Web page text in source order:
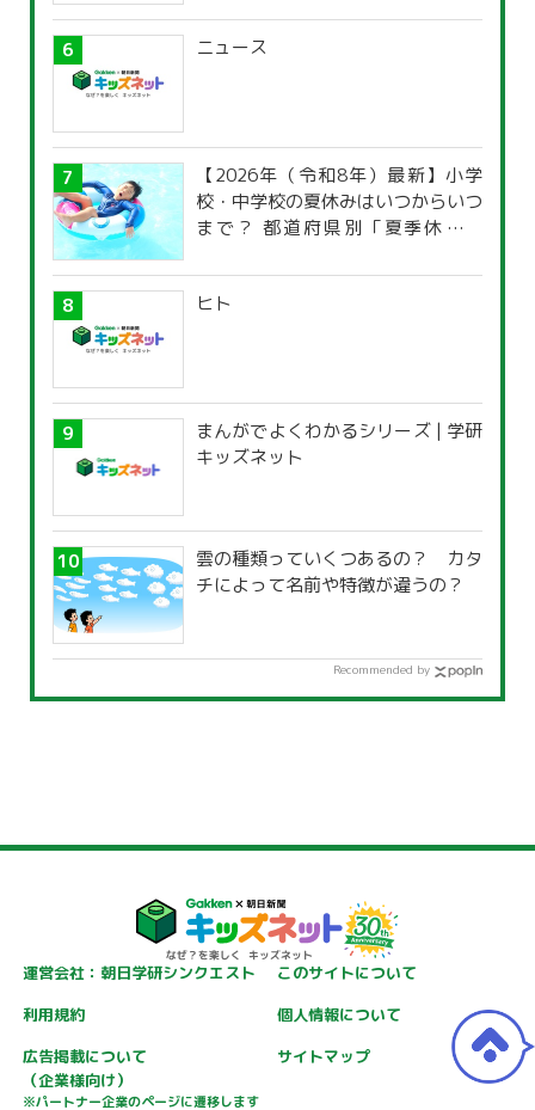
ニュース
【2026年（令和8年）最新】小学
校・中学校の夏休みはいつからいつ
まで？ 都道府県別「夏季休暇一
ヒト
まんがでよくわかるシリーズ | 学研
キッズネット
雲の種類っていくつあるの？ カタ
チによって名前や特徴が違うの？
Recommended by
運営会社：朝日学研シンクエスト
このサイトについて
利用規約
個人情報について
広告掲載について
（企業様向け）
※パートナー企業のページに遷移します
サイトマップ